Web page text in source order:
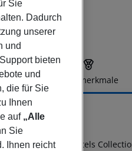
Hotelmerkmale
der Vagabond Hotels
Sie
Dadurch
unserer
und
bieten
und
die für Sie
Ihnen
auf „Alle
Sie
Ihnen reicht